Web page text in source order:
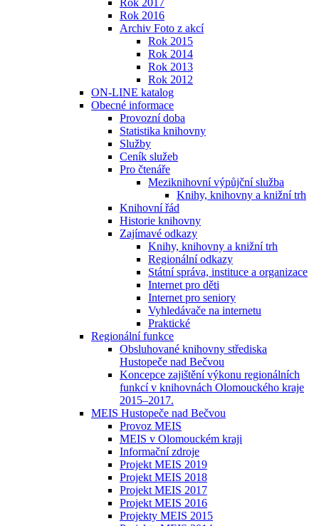
Rok 2017
Rok 2016
Archiv Foto z akcí
Rok 2015
Rok 2014
Rok 2013
Rok 2012
ON-LINE katalog
Obecné informace
Provozní doba
Statistika knihovny
Služby
Ceník služeb
Pro čtenáře
Meziknihovní výpůjční služba
Knihy, knihovny a knižní trh
Knihovní řád
Historie knihovny
Zajímavé odkazy
Knihy, knihovny a knižní trh
Regionální odkazy
Státní správa, instituce a organizace
Internet pro děti
Internet pro seniory
Vyhledávače na internetu
Praktické
Regionální funkce
Obsluhované knihovny střediska
Hustopeče nad Bečvou
Koncepce zajištění výkonu regionálních
funkcí v knihovnách Olomouckého kraje
2015–2017.
MEIS Hustopeče nad Bečvou
Provoz MEIS
MEIS v Olomouckém kraji
Informační zdroje
Projekt MEIS 2019
Projekt MEIS 2018
Projekt MEIS 2017
Projekt MEIS 2016
Projekty MEIS 2015